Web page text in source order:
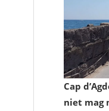
Cap
niet mag